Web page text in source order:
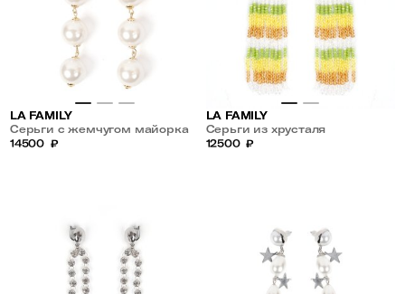
LA FAMILY
Серьги с жемчугом майорка
14500 ₽
LA FAMILY
Серьги из хрусталя
12500 ₽